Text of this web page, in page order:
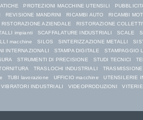
PROTEZIONI MACCHINE UTENSILI
REVISIONE MANDRINI RICAMBI AUTO RICAMBI
RISTORAZIONE AZIENDALE RISTORAZIONE
impianti SCAFFALATURE INDUSTRIALI SCALE
macchine SILOS SINTERIZZAZIONE METALLI
INTERNAZIONALI STAMPA DIGITALE STAMPAGGIO
STRUMENTI DI PRECISIONE STUDI TECNICI
TRASLOCHI INDUSTRIALI
TUBI lavorazione UFFICIO macchine UTENSILERIE
VIBRATORI INDUSTRIALI VIDEOPRODUZIONI VITERIE